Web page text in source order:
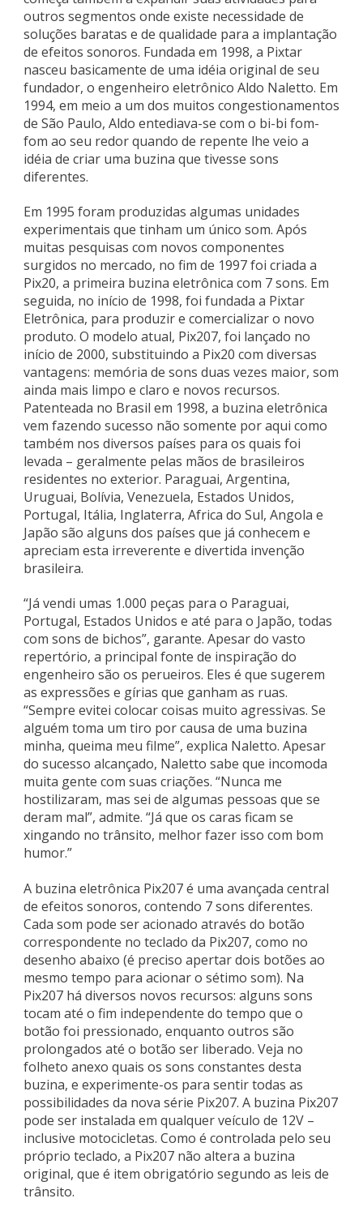
outros segmentos onde existe necessidade de
soluções baratas e de qualidade para a implantação
de efeitos sonoros. Fundada em 1998, a Pixtar
nasceu basicamente de uma idéia original de seu
fundador, o engenheiro eletrônico Aldo Naletto. Em
1994, em meio a um dos muitos congestionamentos
de São Paulo, Aldo entediava-se com o bi-bi fom-
fom ao seu redor quando de repente lhe veio a
idéia de criar uma buzina que tivesse sons
diferentes.
Em 1995 foram produzidas algumas unidades
experimentais que tinham um único som. Após
muitas pesquisas com novos componentes
surgidos no mercado, no fim de 1997 foi criada a
Pix20, a primeira buzina eletrônica com 7 sons. Em
seguida, no início de 1998, foi fundada a Pixtar
Eletrônica, para produzir e comercializar o novo
produto. O modelo atual, Pix207, foi lançado no
início de 2000, substituindo a Pix20 com diversas
vantagens: memória de sons duas vezes maior, som
ainda mais limpo e claro e novos recursos.
Patenteada no Brasil em 1998, a buzina eletrônica
vem fazendo sucesso não somente por aqui como
também nos diversos países para os quais foi
levada – geralmente pelas mãos de brasileiros
residentes no exterior. Paraguai, Argentina,
Uruguai, Bolívia, Venezuela, Estados Unidos,
Portugal, Itália, Inglaterra, Africa do Sul, Angola e
Japão são alguns dos países que já conhecem e
apreciam esta irreverente e divertida invenção
brasileira.
“Já vendi umas 1.000 peças para o Paraguai,
Portugal, Estados Unidos e até para o Japão, todas
com sons de bichos”, garante. Apesar do vasto
repertório, a principal fonte de inspiração do
engenheiro são os perueiros. Eles é que sugerem
as expressões e gírias que ganham as ruas.
“Sempre evitei colocar coisas muito agressivas. Se
alguém toma um tiro por causa de uma buzina
minha, queima meu filme”, explica Naletto. Apesar
do sucesso alcançado, Naletto sabe que incomoda
muita gente com suas criações. “Nunca me
hostilizaram, mas sei de algumas pessoas que se
deram mal”, admite. “Já que os caras ficam se
xingando no trânsito, melhor fazer isso com bom
humor.”
A buzina eletrônica Pix207 é uma avançada central
de efeitos sonoros, contendo 7 sons diferentes.
Cada som pode ser acionado através do botão
correspondente no teclado da Pix207, como no
desenho abaixo (é preciso apertar dois botões ao
mesmo tempo para acionar o sétimo som). Na
Pix207 há diversos novos recursos: alguns sons
tocam até o fim independente do tempo que o
botão foi pressionado, enquanto outros são
prolongados até o botão ser liberado. Veja no
folheto anexo quais os sons constantes desta
buzina, e experimente-os para sentir todas as
possibilidades da nova série Pix207. A buzina Pix207
pode ser instalada em qualquer veículo de 12V –
inclusive motocicletas. Como é controlada pelo seu
próprio teclado, a Pix207 não altera a buzina
original, que é item obrigatório segundo as leis de
trânsito.